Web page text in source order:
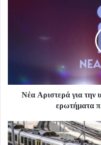
Νέα Αριστερά για την
ερωτήματα